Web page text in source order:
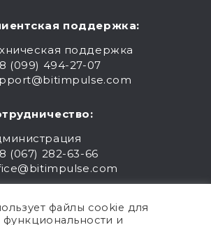
поддержка:
поддержка
(099) 494-27-07
(067) 282-63-66
файлы cookie для
и